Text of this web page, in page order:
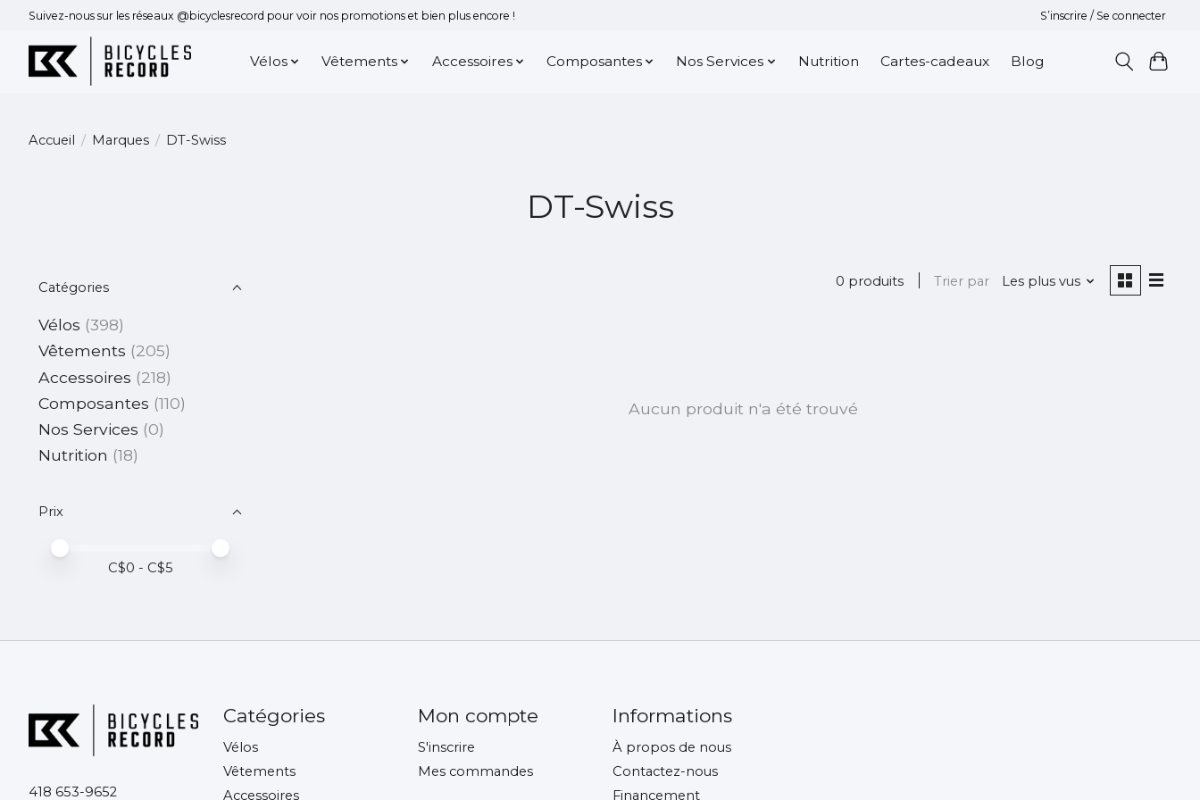
Suivez-nous sur les réseaux @bicyclesrecord pour voir nos promotions et bien plus encore ! S’inscrire / Se connecter
Vélos Vêtements Accessoires Composantes Nos Services Nutrition Cartes-cadeaux Blog
Accueil / Marques / DT-Swiss
DT-Swiss
Catégories
Vélos (398)
Vêtements (205)
Accessoires (218)
Composantes (110)
Nos Services (0)
Nutrition (18)
Prix
Prix minimum
Price maximum value
C$0 - C$5
0 produits Trier par Les plus vus
Aucun produit n'a été trouvé
418 653-9652
Catégories
Vélos
Vêtements
Accessoires
Mon compte
S'inscrire
Mes commandes
Informations
À propos de nous
Contactez-nous
Financement